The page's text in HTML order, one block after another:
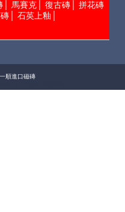
│ 馬賽克│ 復古磚│ 拼花磚
│ 石英上釉
順進口磁磚